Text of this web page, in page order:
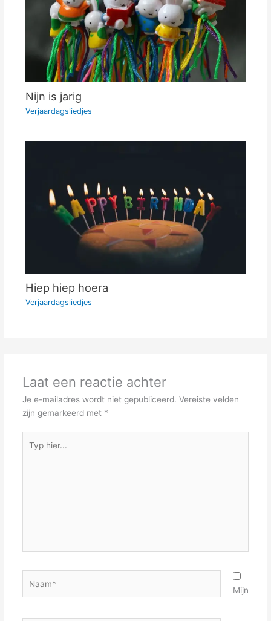
Nijn is jarig
Verjaardagsliedjes
Hiep hiep hoera
Verjaardagsliedjes
Laat een reactie achter
Je e-mailadres wordt niet gepubliceerd. Vereiste velden
zijn gemarkeerd met *
hier...
Mijn